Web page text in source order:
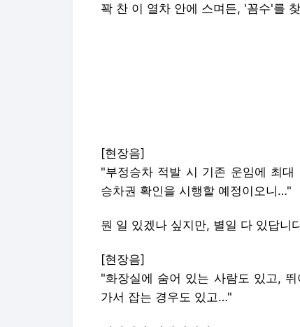
꽉 찬 이 열차 안에 스며든, '꼼수'를
[현장음]
"부정승차 적발 시 기존 운임에 최
승차권 확인을 시행할 예정이오니…"
뭔 일 있겠나 싶지만, 별일 다 있답니
[현장음]
"화장실에 숨어 있는 사람도 있고,
가서 잡는 경우도 있고…"